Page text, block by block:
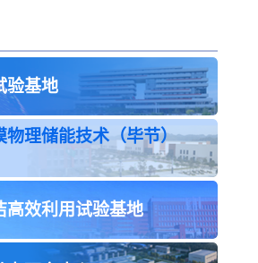
理所2026年博士研究生招生章
理所2026年硕士研究生招生章
理研究所2026年科研部门招聘
点实验室2025度开放基金申请
2025 年秋季入学普通招考博士研
验基地
物理储能技术（毕节）
高效利用试验基地